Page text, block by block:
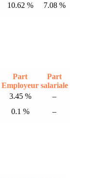
10.62 % 7.08 %
Part
Employeur
Part
salariale
3.45 %
–
0.1 % –